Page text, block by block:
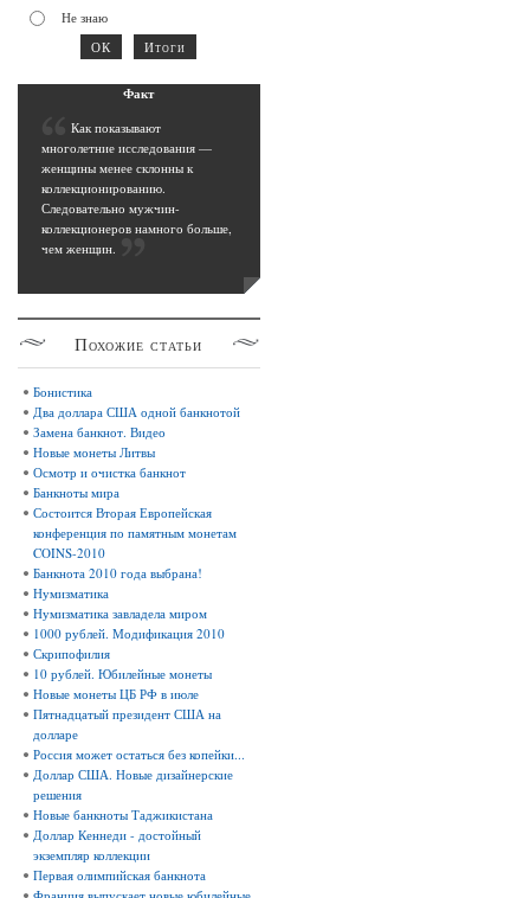
Не знаю
Факт
Как показывают
многолетние исследования —
женщины менее склонны к
коллекционированию.
Следовательно мужчин-
коллекционеров намного больше,
чем женщин.
Похожие статьи
Бонистика
Два доллара США одной банкнотой
Замена банкнот. Видео
Новые монеты Литвы
Осмотр и очистка банкнот
Банкноты мира
Состоится Вторая Европейская
конференция по памятным монетам
COINS-2010
Банкнота 2010 года выбрана!
Нумизматика
Нумизматика завладела миром
1000 рублей. Модификация 2010
Скрипофилия
10 рублей. Юбилейные монеты
Новые монеты ЦБ РФ в июле
Пятнадцатый президент США на
долларе
Россия может остаться без копейки...
Доллар США. Новые дизайнерские
решения
Новые банкноты Таджикистана
Доллар Кеннеди - достойный
экземпляр коллекции
Первая олимпийская банкнота